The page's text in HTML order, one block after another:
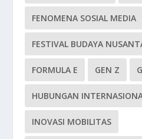
FENOMENA SOSIAL MEDIA
FESTIVAL BUDAYA
FORMULA E GEN Z
HUBUNGAN
INOVASI MOBILITAS